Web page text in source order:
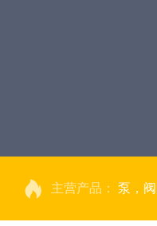
主营产品： 泵，